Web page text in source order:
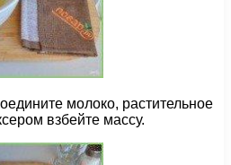
молоко, растительное
взбейте массу.